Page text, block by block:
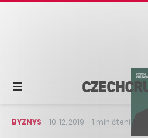
BYZNYS –10. 12. 2019 –1 min čtení